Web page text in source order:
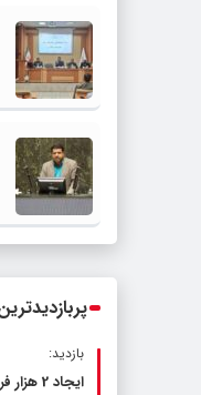
بازدید: